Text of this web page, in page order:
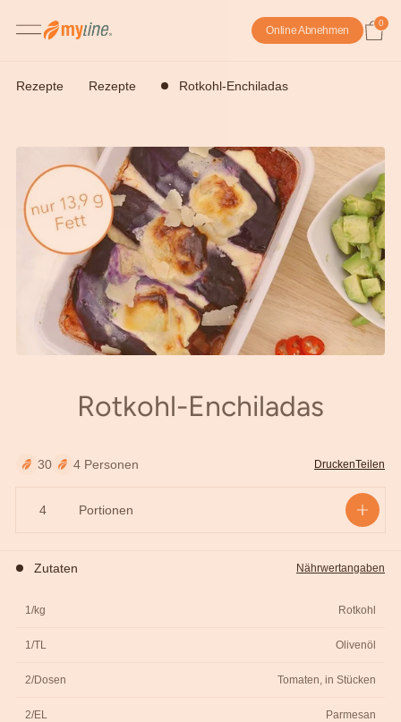
Online Abnehmen
0
Rezepte Rezepte Rotkohl-Enchiladas
Rotkohl-Enchiladas
30 4 Personen DruckenTeilen
Portionen
Zutaten Nährwertangaben
1/kg Rotkohl
1/TL Olivenöl
2/Dosen Tomaten, in Stücken
2/EL Parmesan